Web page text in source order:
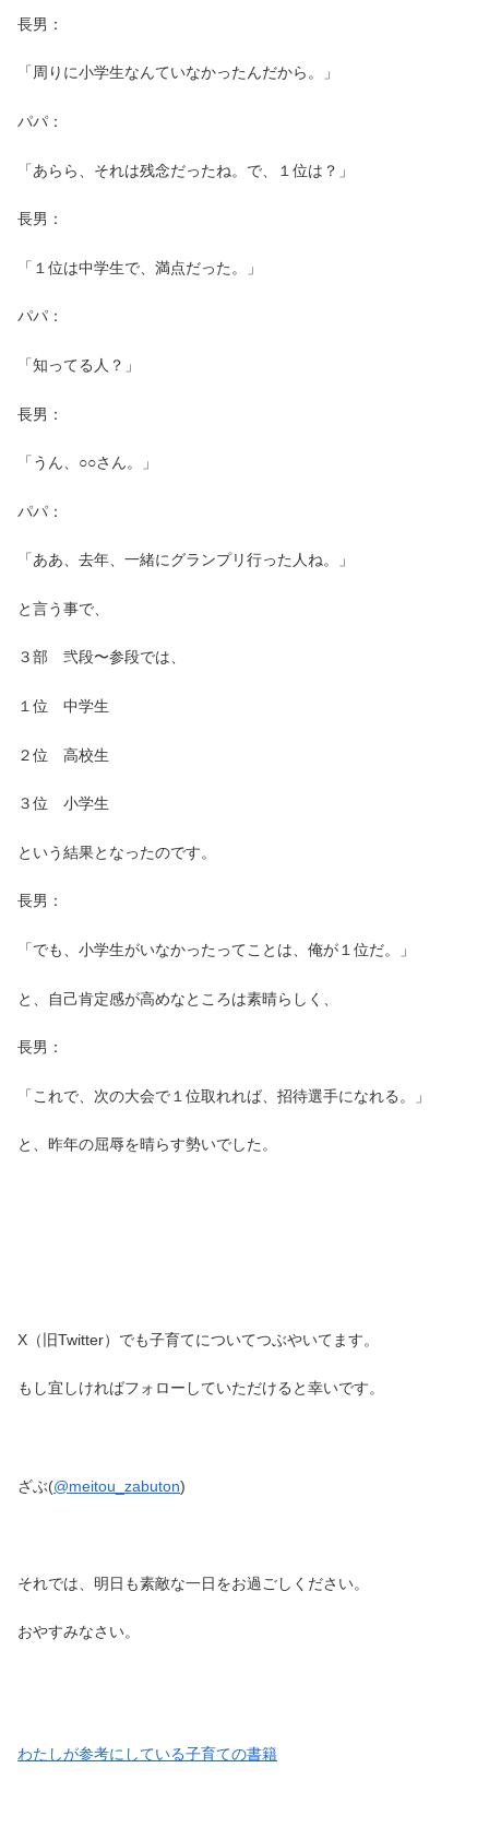
長男：
「周りに小学生なんていなかったんだから。」
パパ：
「あらら、それは残念だったね。で、１位は？」
長男：
「１位は中学生で、満点だった。」
パパ：
「知ってる人？」
長男：
「うん、○○さん。」
パパ：
「ああ、去年、一緒にグランプリ行った人ね。」
と言う事で、
３部 弐段〜参段では、
１位 中学生
２位 高校生
３位 小学生
という結果となったのです。
長男：
「でも、小学生がいなかったってことは、俺が１位だ。」
と、自己肯定感が高めなところは素晴らしく、
長男：
「これで、次の大会で１位取れれば、招待選手になれる。」
と、昨年の屈辱を晴らす勢いでした。
X（旧Twitter）でも子育てについてつぶやいてます。
もし宜しければフォローしていただけると幸いです。
ざぶ(@meitou_zabuton)
それでは、明日も素敵な一日をお過ごしください。
おやすみなさい。
わたしが参考にしている子育ての書籍